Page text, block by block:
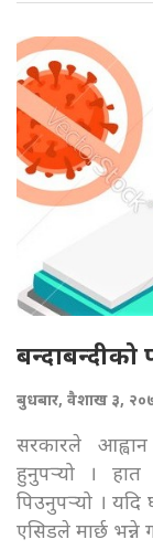
बन्दाबन्दीको
बुधबार, वैशाख ३,
सरकारले आह्वान
हुनुपर्‍यो । हात
पिउनुपर्‍यो ।
एसिडले मार्छ भन्ने